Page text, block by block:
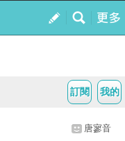
我的
訂閱
唐寥音